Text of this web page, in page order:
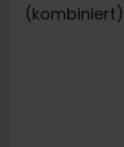
(kombiniert)